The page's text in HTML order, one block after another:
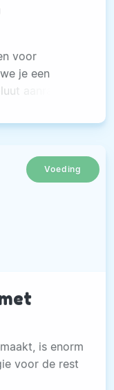
voor
je een
aanraden!
Voeding
is enorm
voor de rest